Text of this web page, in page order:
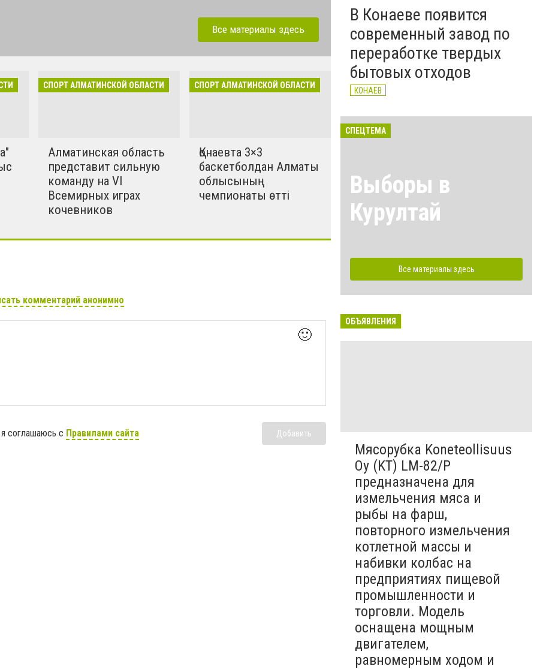
Все материалы здесь
СПОРТ АЛМАТИНСКОЙ ОБЛАСТИ
Алматинская область
представит сильную
команду на VI
Всемирных играх
кочевников
СПОРТ АЛМАТИНСКОЙ ОБЛАСТИ
Қонаевта 3×3
баскетболдан Алматы
облысының
чемпионаты өтті
комментарий анонимно
🙂
соглашаюсь с Правилами сайта Добавить
В Конаеве появится
современный завод по
переработке твердых
бытовых отходов
КОНАЕВ
СПЕЦТЕМА
Выборы в
Курултай
Все материалы здесь
ОБЪЯВЛЕНИЯ
Мясорубка Koneteollisuus
Oy (KT)​ LM-82/P
предназначена для
измельчения мяса и
рыбы на фарш,
повторного измельчения
котлетной массы и
набивки колбас на
предприятиях пищевой
промышленности и
торговли. Модель
оснащена мощным
двигателем,
равномерным ходом и